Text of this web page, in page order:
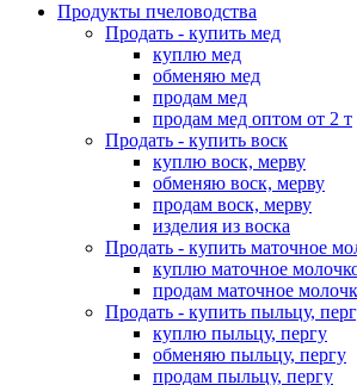
Продукты пчеловодства
Продать - купить мед
куплю мед
обменяю мед
продам мед
продам мед оптом от 2 т
Продать - купить воск
куплю воск, мерву
обменяю воск, мерву
продам воск, мерву
изделия из воска
Продать - купить маточное
куплю маточное
продам маточное
Продать - купить пыльцу,
куплю пыльцу, пергу
обменяю пыльцу, пергу
продам пыльцу, пергу